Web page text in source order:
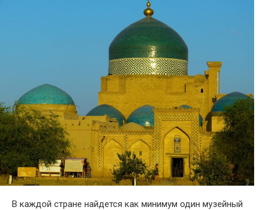
В каждой стране найдется как минимум один музейный